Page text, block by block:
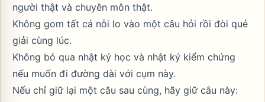
người thật và chuyên môn thật.
Không gom tất cả nỗi lo vào một câu hỏi rồi đòi quẻ
giải cùng lúc.
Không bỏ qua nhật ký học và nhật ký kiểm chứng
nếu muốn đi đường dài với cụm này.
Nếu chỉ giữ lại một câu sau cùng, hãy giữ câu này: